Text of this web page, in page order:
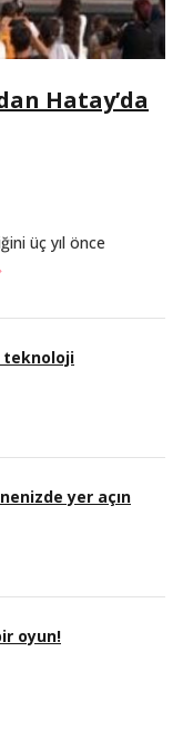
Hatay’da
üç yıl önce
teknoloji
yer açın
oyun!